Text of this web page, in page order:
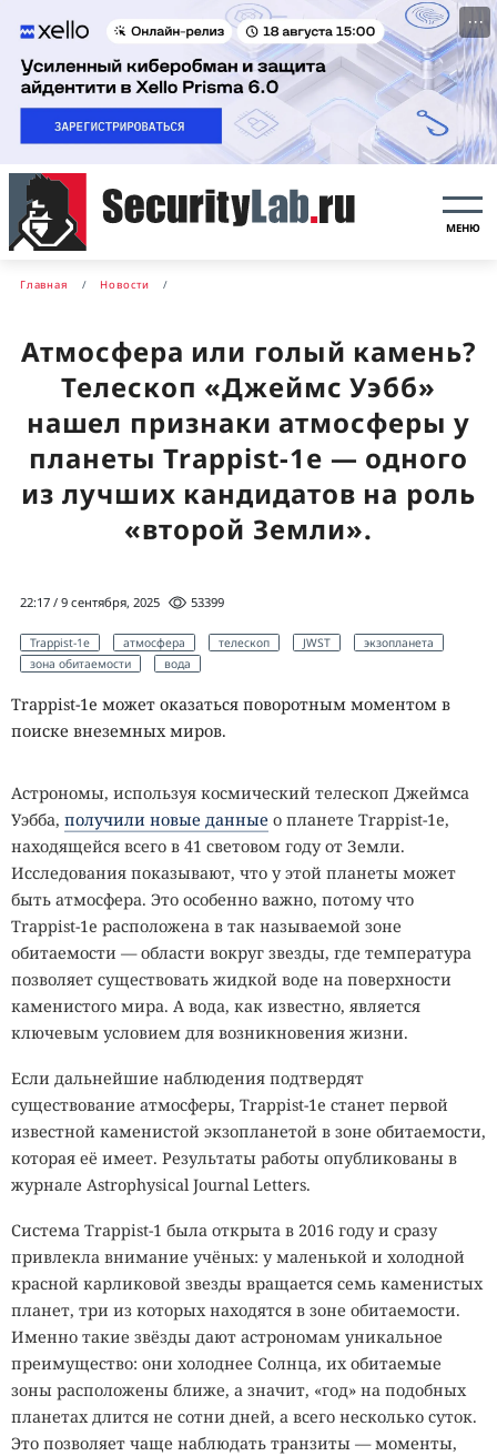
···
МЕНЮ
Главная Новости
Атмосфера или голый камень?
Телескоп «Джеймс Уэбб»
нашел признаки атмосферы у
планеты Trappist-1e — одного
из лучших кандидатов на роль
«второй Земли».
22:17 / 9 сентября, 2025 53399
Trappist-1e атмосфера телескоп JWST
экзопланета
зона обитаемости
вода
Trappist-1e может оказаться поворотным моментом в
поиске внеземных миров.
Астрономы, используя космический телескоп Джеймса
Уэбба, получили новые данные о планете Trappist-1e,
находящейся всего в 41 световом году от Земли.
Исследования показывают, что у этой планеты может
быть атмосфера. Это особенно важно, потому что
Trappist-1e расположена в так называемой зоне
обитаемости — области вокруг звезды, где температура
позволяет существовать жидкой воде на поверхности
каменистого мира. А вода, как известно, является
ключевым условием для возникновения жизни.
Если дальнейшие наблюдения подтвердят
существование атмосферы, Trappist-1e станет первой
известной каменистой экзопланетой в зоне обитаемости,
которая её имеет. Результаты работы опубликованы в
журнале Astrophysical Journal Letters.
Система Trappist-1 была открыта в 2016 году и сразу
привлекла внимание учёных: у маленькой и холодной
красной карликовой звезды вращается семь каменистых
планет, три из которых находятся в зоне обитаемости.
Именно такие звёзды дают астрономам уникальное
преимущество: они холоднее Солнца, их обитаемые
зоны расположены ближе, а значит, «год» на подобных
планетах длится не сотни дней, а всего несколько суток.
Это позволяет чаще наблюдать транзиты — моменты,